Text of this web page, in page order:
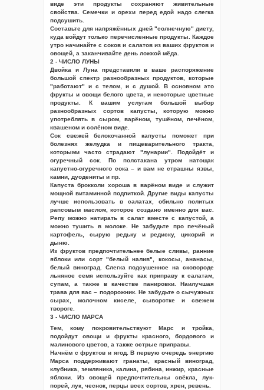
виде эти продукты сохраняют живительные
свойства. Семечки и орехи перед едой надо слегка
подсушить.
Составьте для напряжённых дней "солнечную" диету,
куда войдут только перечисленные продукты. Каждое
утро начинайте с соков и салатов из ваших фруктов и
овощей, а заканчивайте день ложкой мёда.
2 - ЧИСЛО ЛУНЫ
Двойка и Луна представили в ваше распоряжение
большой спектр разнообразных продуктов, которые
"работают" и с телом, и с душой. В основном это
фрукты и овощи белого цвета, и некоторые цветные
продукты. К вашим услугам большой выбор
разнообразных сортов капусты, которую можно
употреблять в сыром, варёном, тушёном, печёном,
квашеном и солёном виде.
Сок свежей белокочанной капусты поможет при
болезнях желудка и пищеварительного тракта,
которыми часто страдают "лунарии". Подойдёт и
огуречный сок. По полстакана утром натощак
капустно-огуречного сока – и вам не страшны язвы,
камни, дуодениты и пр.
Капуста брокколи хороша в варёном виде и служит
мощной витаминной подпиткой. Другие виды капусты
лучше использовать в салатах, обильно политых
рапсовым маслом, которое создано именно для вас.
Репу можно натирать в салат вместе с капустой, а
можно тушить в молоке. Не забудьте про печёный
картофель, сырую редьку и редиску, цикорий и
дыню.
Из фруктов предпочтительнее белые сливы, ранние
яблоки или сорт "белый налив", кокосы, ананасы,
белый виноград. Слегка подсушенное на сковороде
льняное семя используйте как приправу к салатам,
супам, а также в качестве панировки. Наилучшая
трава для вас – подорожник. Не забудьте о сычужных
сырах, молочном киселе, сыворотке и свежем
твороге.
3 - ЧИСЛО МАРСА
Тем, кому покровительствуют Марс и тройка,
подойдут овощи и фрукты красного, бордового и
малинового цветов, а также острые приправы.
Начнём с фруктов и ягод. В первую очередь энергию
Марса поддерживают гранаты, красный виноград,
клубника, земляника, калина, рябина, инжир, красные
яблоки. Из овощей предпочтительны свёкла, лук-
порей, лук, чеснок, перцы всех сортов, хрен, ревень.